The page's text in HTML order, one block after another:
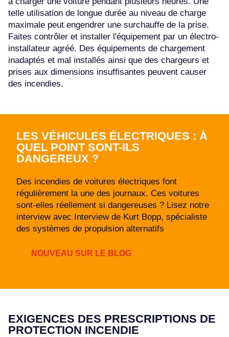
telle utilisation de longue durée au niveau de charge
maximale peut engendrer une surchauffe de la prise.
Faites contrôler et installer l'équipement par un électro-
installateur agréé. Des équipements de chargement
inadaptés et mal installés ainsi que des chargeurs et
prises aux dimensions insuffisantes peuvent causer
des incendies.
LES VÉHICULES ÉLECTRIQUES : À
QUEL POINT SONT-ILS
DANGEREUX ?
Des incendies de voitures électriques font
régulièrement la une des journaux. Ces voitures
sont-elles réellement si dangereuses ? Lisez notre
interview avec Interview de Kurt Bopp, spécialiste
des systèmes de propulsion alternatifs
NOUVEAU SUR LE BLOG
EXIGENCES DES PRESCRIPTIONS DE
PROTECTION INCENDIE